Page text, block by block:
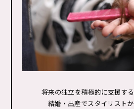
将来の独立を積極的に支援する
結婚・出産でスタイリスト